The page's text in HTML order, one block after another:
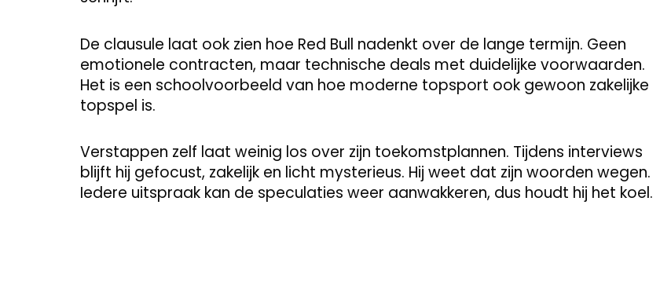
De clausule laat ook zien hoe Red Bull nadenkt over de lange termijn. Geen
emotionele contracten, maar technische deals met duidelijke voorwaarden.
Het is een schoolvoorbeeld van hoe moderne topsport ook gewoon zakelijke
topspel is.
Verstappen zelf laat weinig los over zijn toekomstplannen. Tijdens interviews
blijft hij gefocust, zakelijk en licht mysterieus. Hij weet dat zijn woorden wegen.
Iedere uitspraak kan de speculaties weer aanwakkeren, dus houdt hij het koel.